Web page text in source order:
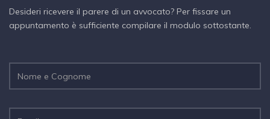
Desideri ricevere il parere di un avvocato? Per fissare un
appuntamento è sufficiente compilare il modulo sottostante.